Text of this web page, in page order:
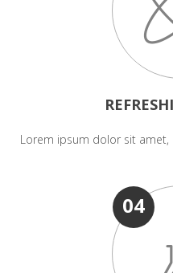
Lorem ipsum dolor sit
04